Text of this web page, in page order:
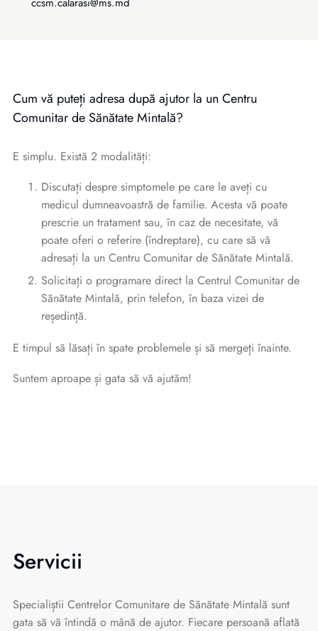
Cum vă puteți adresa după ajutor la un Centru
Comunitar de Sănătate Mintală?
E simplu. Există 2 modalități:
Discutați despre simptomele pe care le aveți cu
medicul dumneavoastră de familie. Acesta vă poate
prescrie un tratament sau, în caz de necesitate, vă
poate oferi o referire (îndreptare), cu care să vă
adresați la un Centru Comunitar de Sănătate Mintală.
Solicitați o programare direct la Centrul Comunitar de
Sănătate Mintală, prin telefon, în baza vizei de
reședință.
E timpul să lăsați în spate problemele și să mergeți înainte.
Suntem aproape și gata să vă ajutăm!
Servicii
Specialiștii Centrelor Comunitare de Sănătate Mintală sunt
gata să vă întindă o mână de ajutor. Fiecare persoană aflată